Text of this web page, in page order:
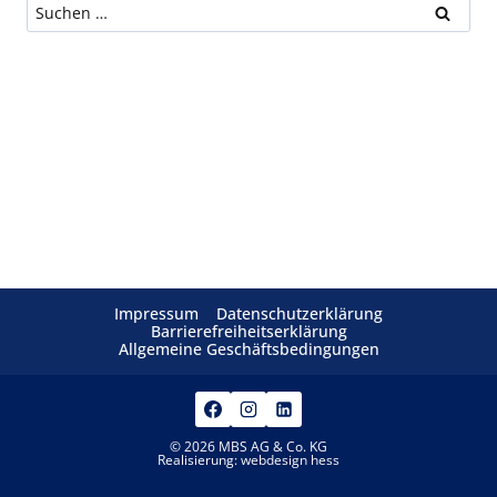
nach:
Impressum
Datenschutzerklärung
Barrierefreiheitserklärung
Allgemeine Geschäftsbedingungen
© 2026 MBS AG & Co. KG
Realisierung:webdesign hess